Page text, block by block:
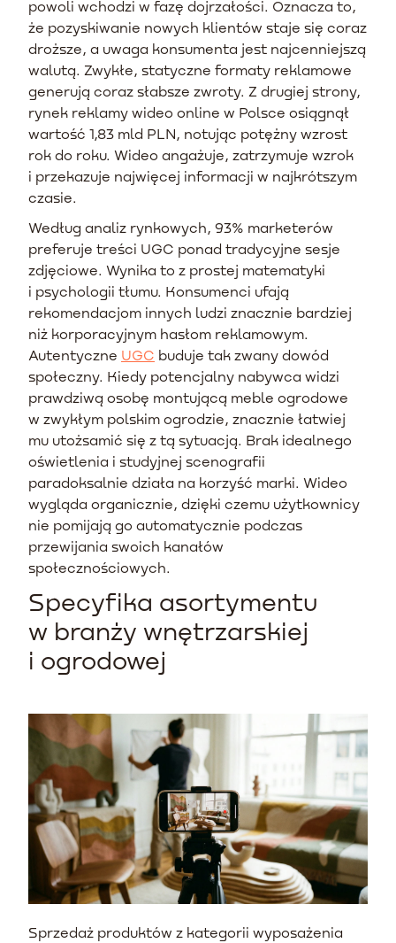
powoli wchodzi w fazę dojrzałości. Oznacza to,
że pozyskiwanie nowych klientów staje się coraz
droższe, a uwaga konsumenta jest najcenniejszą
walutą. Zwykłe, statyczne formaty reklamowe
generują coraz słabsze zwroty. Z drugiej strony,
rynek reklamy wideo online w Polsce osiągnął
wartość 1,83 mld PLN, notując potężny wzrost
rok do roku. Wideo angażuje, zatrzymuje wzrok
i przekazuje najwięcej informacji w najkrótszym
czasie.
Według analiz rynkowych, 93% marketerów
preferuje treści UGC ponad tradycyjne sesje
zdjęciowe. Wynika to z prostej matematyki
i psychologii tłumu. Konsumenci ufają
rekomendacjom innych ludzi znacznie bardziej
niż korporacyjnym hasłom reklamowym.
Autentyczne UGC buduje tak zwany dowód
społeczny. Kiedy potencjalny nabywca widzi
prawdziwą osobę montującą meble ogrodowe
w zwykłym polskim ogrodzie, znacznie łatwiej
mu utożsamić się z tą sytuacją. Brak idealnego
oświetlenia i studyjnej scenografii
paradoksalnie działa na korzyść marki. Wideo
wygląda organicznie, dzięki czemu użytkownicy
nie pomijają go automatycznie podczas
przewijania swoich kanałów
społecznościowych.
Specyfika asortymentu
w branży wnętrzarskiej
i ogrodowej
Sprzedaż produktów z kategorii wyposażenia